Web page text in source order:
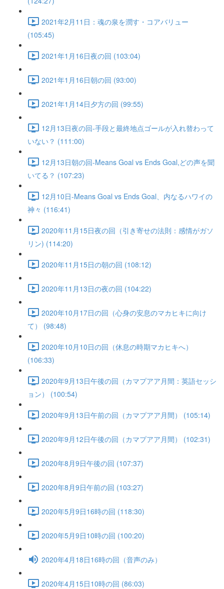
2021年2月11日：魂の泉を潤す・コアバリュー
(105:45)
2021年1月16日夜の回 (103:04)
2021年1月16日朝の回 (93:00)
2021年1月14日夕方の回 (99:55)
12月13日夜の回-手段と最終地点ゴールが入れ替わって
いない？ (111:00)
12月13日朝の回-Means Goal vs Ends Goal,どの声を聞
いてる？ (107:23)
12月10日-Means Goal vs Ends Goal、内なるハワイの
神々 (116:41)
2020年11月15日夜の回（引き寄せの法則：感情がガソ
リン) (114:20)
2020年11月15日の朝の回 (108:12)
2020年11月13日の夜の回 (104:22)
2020年10月17日の回（心身の安息のマカヒキに向け
て） (98:48)
2020年10月10日の回（休息の時期マカヒキへ）
(106:33)
2020年9月13日午後の回（カマプアア月間：英語セッシ
ョン） (100:54)
2020年9月13日午前の回（カマプアア月間） (105:14)
2020年9月12日午後の回（カマプアア月間） (102:31)
2020年8月9日午後の回 (107:37)
2020年8月9日午前の回 (103:27)
2020年5月9日16時の回 (118:30)
2020年5月9日10時の回 (100:20)
2020年4月18日16時の回（音声のみ）
2020年4月15日10時の回 (86:03)